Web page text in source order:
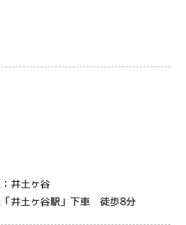
井土ヶ谷
井土ヶ谷駅」下車 徒歩8分